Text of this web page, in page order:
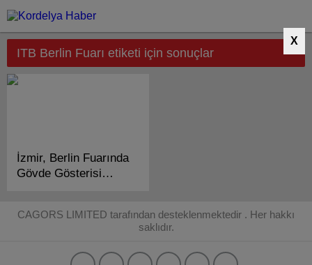
X
ITB Berlin Fuarı etiketi için sonuçlar
İzmir, Berlin Fuarında
Gövde Gösterisi
CAGORS LIMITED tarafından desteklenmektedir . Her hakkı
saklıdır.